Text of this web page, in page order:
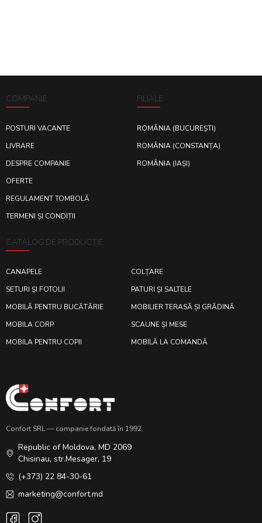
COMPANIE
POSTURI VACANTE
LIVRARE
DESPRE COMPANIE
OFERTE
REGULAMENT TOMBOLĂ
TERMENI ȘI CONDIȚII
CATALOG DE PRODUCTIE
CANAPELE
COLȚARE
SETURI ȘI FOTOLII
PATURI ȘI SALTELE
MOBILĂ PENTRU BUCĂTĂRIE
MOBILIER TERASĂ ȘI GRĂDINĂ
MOBILA CORP
SCAUNE ȘI MESE
MOBILA PENTRU COPII
MOBILĂ LA COMANDĂ
FILIALE
ROMÂNIA (BUCUREȘTI)
ROMÂNIA (CONSTANȚA)
ROMÂNIA (IAȘI)
Confort SRL — companie fondată în 1992.
Republic of Moldova, MD 2069
Chisinau, str.Mesager, 19
(+373) 22 84-30-61
marketing@confort.md